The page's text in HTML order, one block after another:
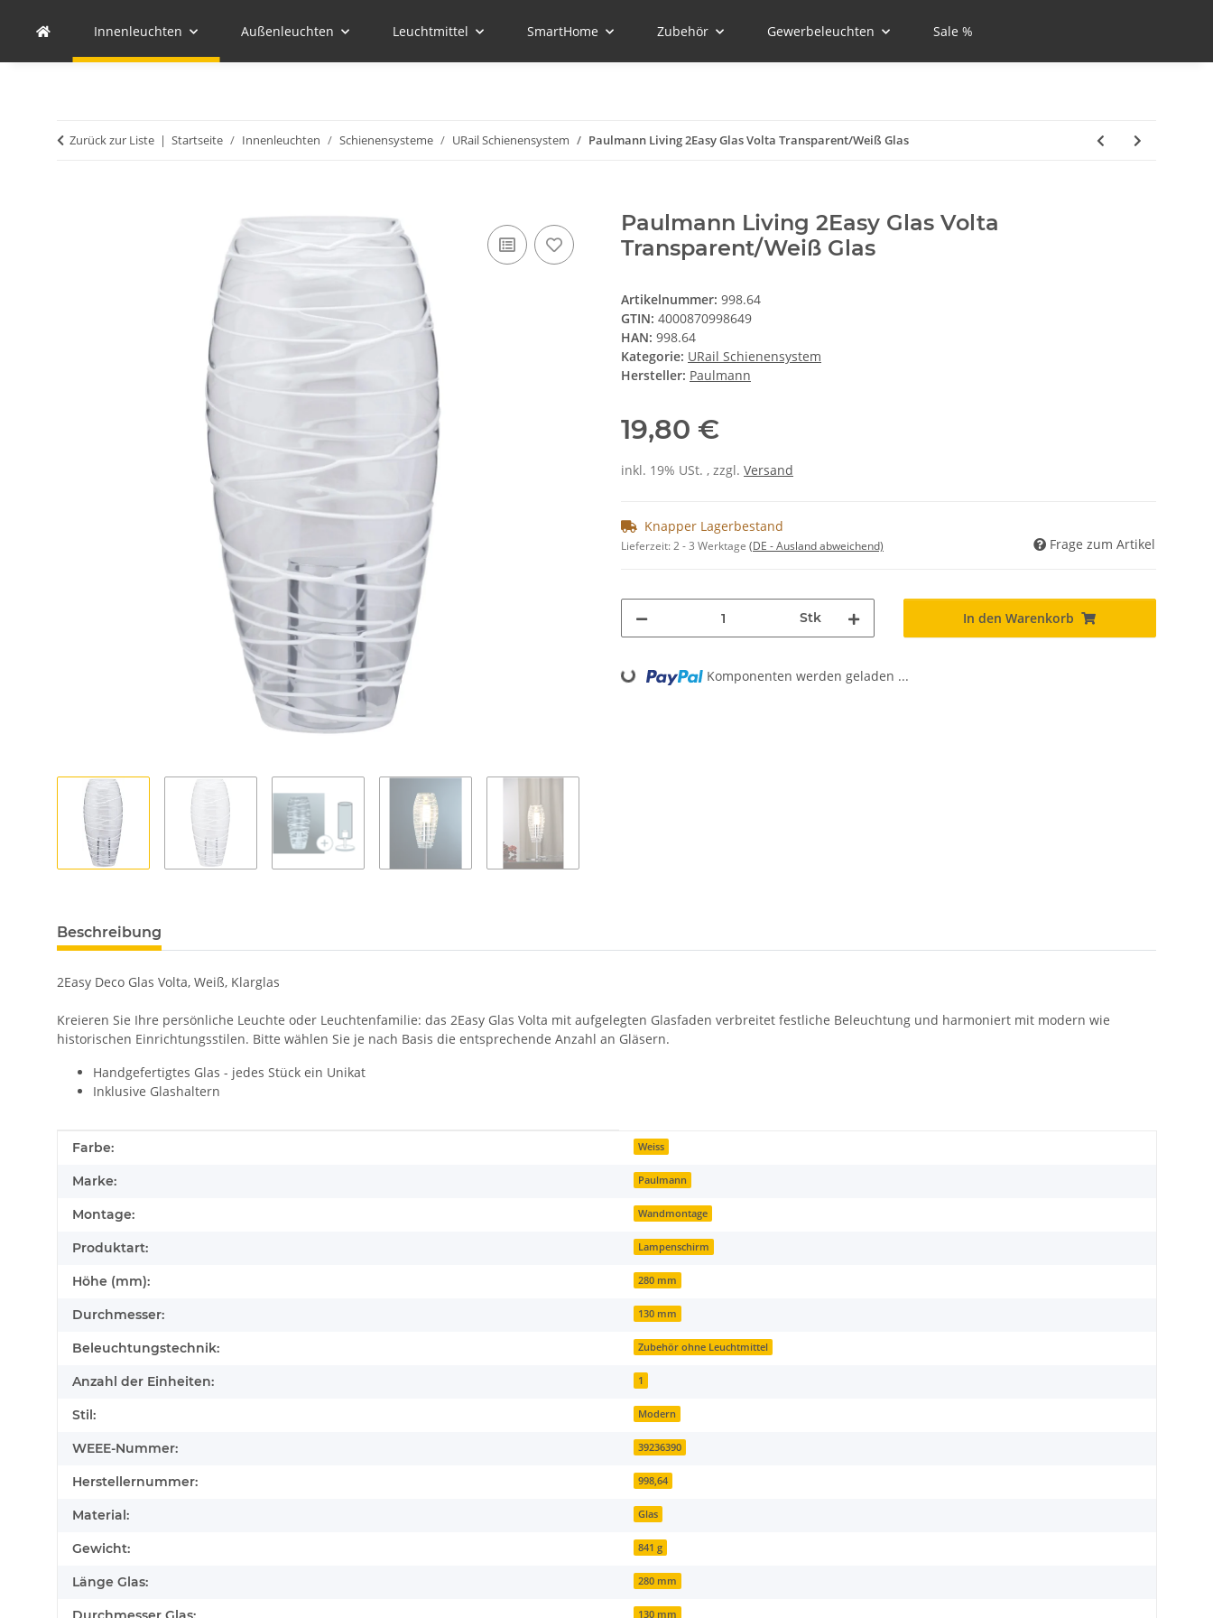
Innenleuchten Außenleuchten Leuchtmittel SmartHome Zubehör Gewerbeleuchten Sale %
Zurück zur Liste Startseite Innenleuchten Schienensysteme URail Schienensystem Paulmann Living 2Easy Glas Volta Transparent/Weiß Glas
Paulmann Living 2Easy Glas Volta
Transparent/Weiß Glas
Artikelnummer: 998.64
GTIN: 4000870998649
HAN: 998.64
Kategorie: URail Schienensystem
Hersteller: Paulmann
19,80 €
inkl. 19% USt. , zzgl. Versand
Knapper Lagerbestand
Lieferzeit:2 - 3 Werktage (DE - Ausland abweichend) Frage zum Artikel
Stk In den Warenkorb
Loading... Komponenten werden geladen ...
Beschreibung
2Easy Deco Glas Volta, Weiß, Klarglas
Kreieren Sie Ihre persönliche Leuchte oder Leuchtenfamilie: das 2Easy Glas Volta mit aufgelegten Glasfaden verbreitet festliche Beleuchtung und harmoniert mit modern wie
historischen Einrichtungsstilen. Bitte wählen Sie je nach Basis die entsprechende Anzahl an Gläsern.
Handgefertigtes Glas - jedes Stück ein Unikat
Inklusive Glashaltern
Produkteigenschaft
Wert
Farbe: Weiss
Marke: Paulmann
Montage: Wandmontage
Produktart: Lampenschirm
Höhe (mm): 280 mm
Durchmesser: 130 mm
Beleuchtungstechnik: Zubehör ohne Leuchtmittel
Anzahl der Einheiten: 1
Stil: Modern
WEEE-Nummer: 39236390
Herstellernummer: 998,64
Material: Glas
Gewicht: 841 g
Länge Glas: 280 mm
130 mm